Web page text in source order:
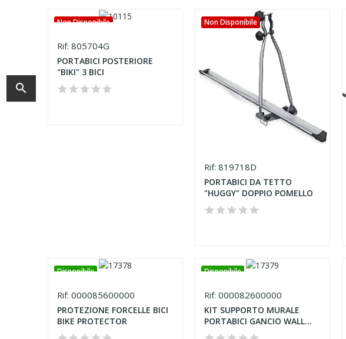
search
Non Disponibile
Rif: 805704G
PORTABICI POSTERIORE
"BIKI" 3 BICI
Non Disponibile
Rif: 819718D
PORTABICI DA TETTO
"HUGGY" DOPPIO POMELLO
Disponibile
Rif: 000085600000
PROTEZIONE FORCELLE BICI
BIKE PROTECTOR
Disponibile
Rif: 000082600000
KIT SUPPORTO MURALE
PORTABICI GANCIO WALL
HOOK